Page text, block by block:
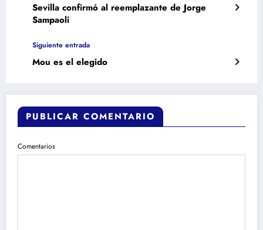
Sevilla confirmó al reemplazante de Jorge
Sampaoli
Siguiente entrada
Mou es el elegido
PUBLICAR COMENTARIO
Comentarios